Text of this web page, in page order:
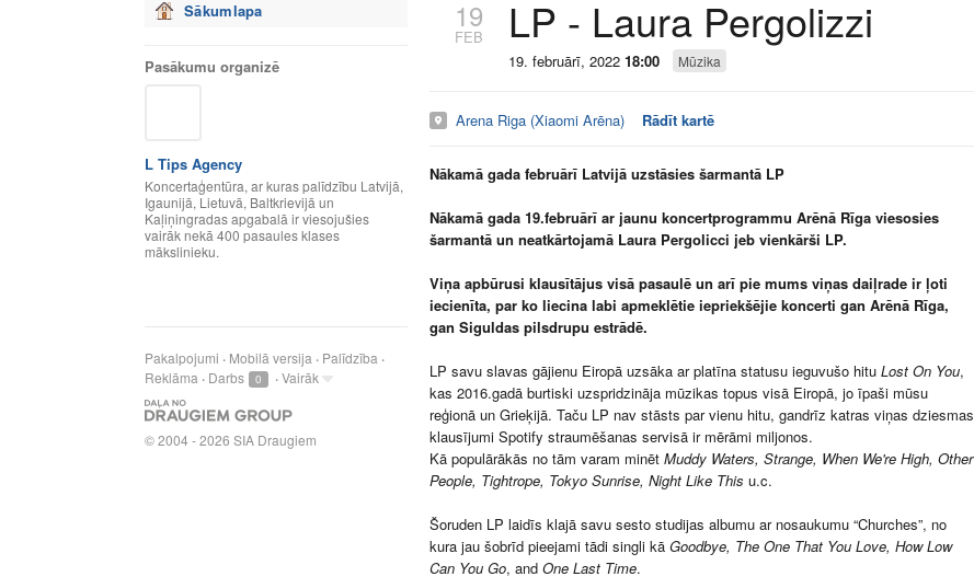
Sākumlapa
Pasākumu organizē
L Tips Agency
Koncertaģentūra, ar kuras palīdzību Latvijā,
Igaunijā, Lietuvā, Baltkrievijā un
Kaļiņingradas apgabalā ir viesojušies
vairāk nekā 400 pasaules klases
mākslinieku.
Pakalpojumi Mobilā versija
Palīdzība
Reklāma
Darbs 0 Vairāk
©2004 - 2026 SIA Draugiem
19
FEB LP - Laura Pergolizzi
19. februārī, 2022 18:00 Mūzika
Arena Riga (Xiaomi Arēna) Rādīt kartē
Nākamā gada februārī Latvijā uzstāsies šarmantā LP
Nākamā gada 19.februārī ar jaunu koncertprogrammu Arēnā Rīga viesosies
šarmantā un neatkārtojamā Laura Pergolicci jeb vienkārši LP.
Viņa apbūrusi klausītājus visā pasaulē un arī pie mums viņas daiļrade ir ļoti
iecienīta, par ko liecina labi apmeklētie iepriekšējie koncerti gan Arēnā Rīga,
gan Siguldas pilsdrupu estrādē.
LP savu slavas gājienu Eiropā uzsāka ar platīna statusu ieguvušo hitu Lost On You,
kas 2016.gadā burtiski uzspridzināja mūzikas topus visā Eiropā, jo īpaši mūsu
reģionā un Grieķijā. Taču LP nav stāsts par vienu hitu, gandrīz katras viņas dziesmas
klausījumi Spotify straumēšanas servisā ir mērāmi miljonos.
Kā populārākās no tām varam minēt Muddy Waters, Strange, When We're High, Other
People, Tightrope, Tokyo Sunrise, Night Like This u.c.
Šoruden LP laidīs klajā savu sesto studijas albumu ar nosaukumu “Churches”, no
kura jau šobrīd pieejami tādi singli kā Goodbye, The One That You Love, How Low
Can You Go, and One Last Time.